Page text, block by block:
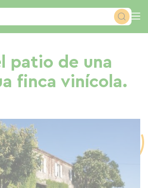
patio de una
finca vinícola.
de cookies